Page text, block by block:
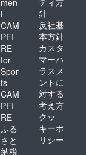
t
CAM
PFI
RE
for
Spor
ts
CAM
PFI
RE
ふる
さと
納税
針
反社基
本方針
カスタ
マーハ
ラスメ
ントに
対する
考え方
クッ
キーポ
リシー